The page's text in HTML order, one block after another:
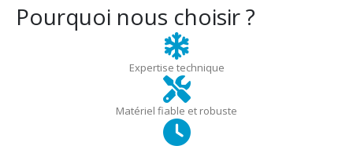
Pourquoi nous choisir ?
Expertise technique
Matériel fiable et robuste